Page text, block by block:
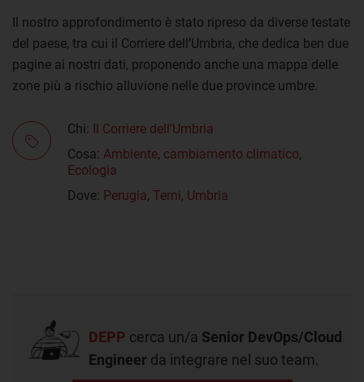
Il nostro approfondimento è stato ripreso da diverse testate
del paese, tra cui il Corriere dell’Umbria, che dedica ben due
pagine ai nostri dati, proponendo anche una mappa delle
zone più a rischio alluvione nelle due province umbre.
Chi: Il Corriere dell'Umbria
Cosa: Ambiente, cambiamento climatico,
Ecologia
Dove: Perugia, Terni, Umbria
DEPP cerca un/a Senior DevOps/Cloud
Engineer da integrare nel suo team.